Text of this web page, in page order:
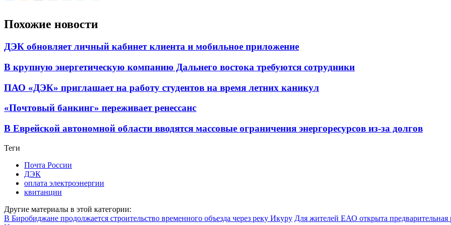
Похожие новости
ДЭК обновляет личный кабинет клиента и мобильное приложение
В крупную энергетическую компанию Дальнего востока требуются сотрудники
ПАО «ДЭК» приглашает на работу студентов на время летних каникул
«Почтовый банкинг» переживает ренессанс
В Еврейской автономной области вводятся массовые ограничения энергоресурсов из-за долгов
Теги
Почта России
ДЭК
оплата электроэнергии
квитанции
Другие материалы в этой категории:
В Биробиджане продолжается строительство временного объезда через реку Икуру Для жителей ЕАО открыта предварительная